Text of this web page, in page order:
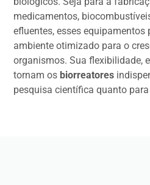
medicamentos,
efluentes, esses equipamentos
ambiente otimizado para o
organismos. Sua flexibilidade,
tornam os biorreatores
pesquisa científica quanto